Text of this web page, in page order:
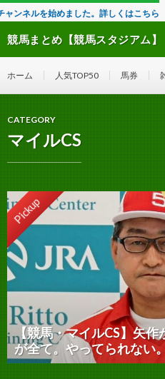
こちら
競馬まとめ【競馬スタジアム】
ホーム 人気TOP50 馬券
CATEGORY
マイルCS
Pickup
【競馬・マイルCS】矢
が全て。やってられない